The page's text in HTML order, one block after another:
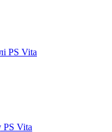
PS Vita
PS Vita